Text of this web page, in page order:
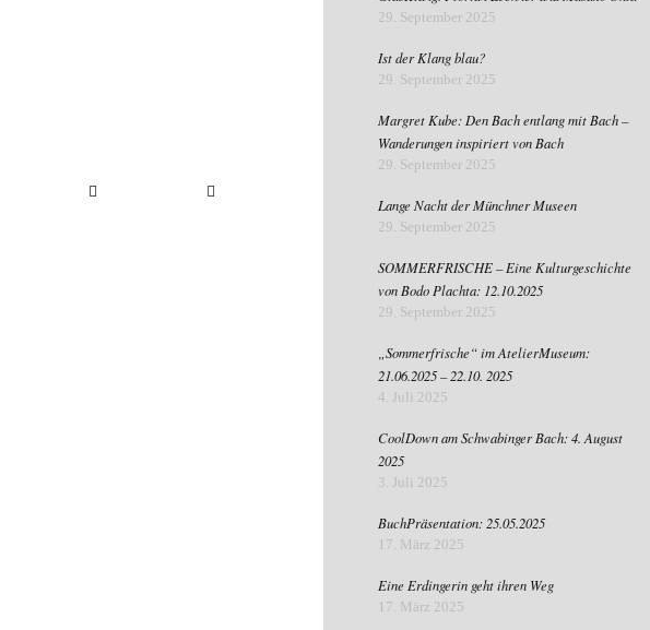
29. September 2025
Ist der Klang blau?
29. September 2025
Margret Kube: Den Bach entlang mit Bach –
Wanderungen inspiriert von Bach
29. September 2025
Lange Nacht der Münchner Museen
29. September 2025
SOMMERFRISCHE – Eine Kulturgeschichte
von Bodo Plachta: 12.10.2025
29. September 2025
„Sommerfrische“ im AtelierMuseum:
21.06.2025 – 22.10. 2025
4. Juli 2025
CoolDown am Schwabinger Bach: 4. August
2025
3. Juli 2025
BuchPräsentation: 25.05.2025
17. März 2025
Eine Erdingerin geht ihren Weg
17. März 2025